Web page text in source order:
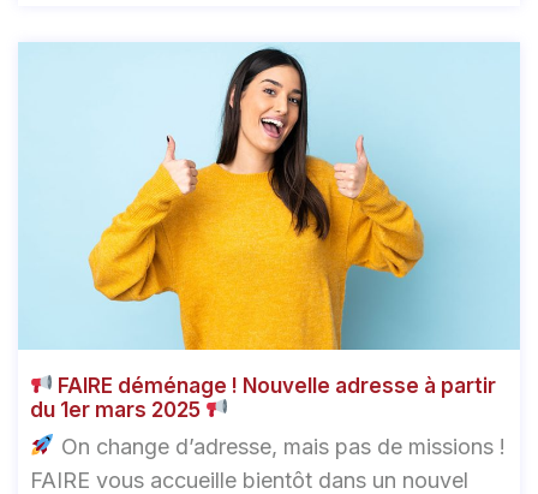
FAIRE déménage ! Nouvelle adresse à partir
du 1er mars 2025
On change d’adresse, mais pas de missions !
FAIRE vous accueille bientôt dans un nouvel